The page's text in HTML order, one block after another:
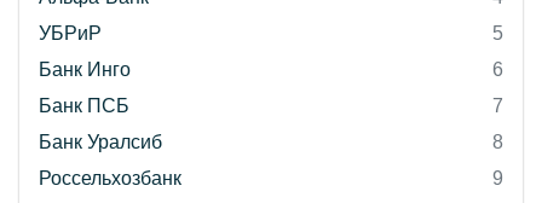
УБРиР
5
Банк Инго
6
Банк ПСБ
7
Банк Уралсиб
8
Россельхозбанк
9